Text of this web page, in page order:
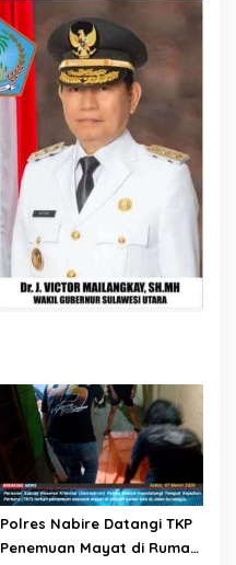
Polres Nabire Datangi TKP
Penemuan Mayat di Rumah